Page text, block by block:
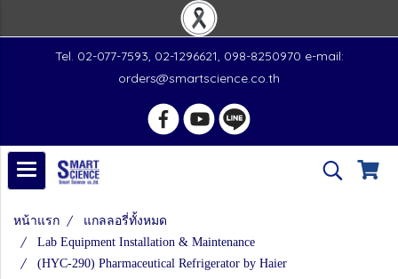
Tel. 02-077-7593, 02-1296621, 098-8250970 e-mail:
orders@smartscience.co.th
หน้าแรก
แกลลอรี่ทั้งหมด
Lab Equipment Installation & Maintenance
(HYC-290) Pharmaceutical Refrigerator by Haier